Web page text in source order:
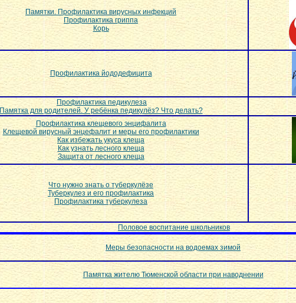
Памятки. Профилактика вирусных инфекций
Профилактика гриппа
Корь
Профилактика йододефицита
Профилактика педикулеза
Памятка для родителей. У ребёнка педикулёз? Что делать?
Профилактика клещевого энцифалита
Клещевой вирусный энцефалит и меры его профилактики
Как избежать укуса клеща
Как узнать лесного клеща
Защита от лесного клеща
Что нужно знать о туберкулёзе
Туберкулез и его профилактика
Профилактика туберкулеза
Половое воспитание школьников
Меры безопасности на водоемах зимой
Памятка жителю Тюменской области при наводнении